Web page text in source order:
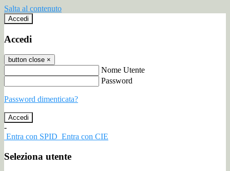
Salta al contenuto
Accedi
Accedi
button close ×
Nome Utente
Password
Password dimenticata?
-
Entra con SPID Entra con CIE
Seleziona utente